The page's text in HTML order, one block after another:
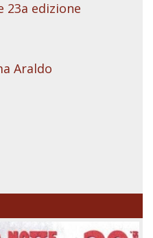
edizione
Araldo